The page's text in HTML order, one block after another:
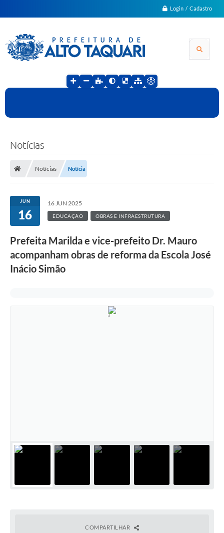
Login / Cadastro
Notícias
Notícias Notícia
JUN
16
16 JUN 2025
EDUCAÇÃO OBRAS E INFRAESTRUTURA
Prefeita Marilda e vice-prefeito Dr. Mauro
acompanham obras de reforma da Escola José
Inácio Simão
COMPARTILHAR